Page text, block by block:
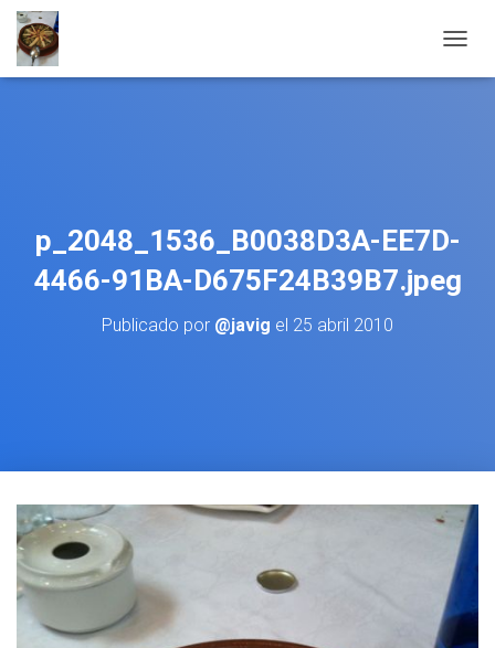
p_2048_1536_B0038D3A-EE7D-
4466-91BA-D675F24B39B7.jpeg
Publicado por @javig el 25 abril 2010